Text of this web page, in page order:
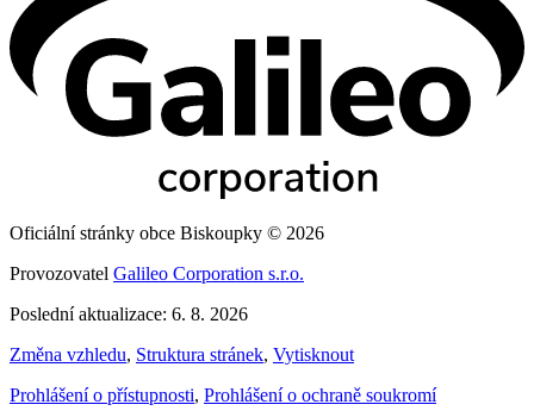
Oficiální stránky obce Biskoupky © 2026
Provozovatel Galileo Corporation s.r.o.
Poslední aktualizace: 6. 8. 2026
Změna vzhledu, Struktura stránek, Vytisknout
Prohlášení o přístupnosti, Prohlášení o ochraně soukromí